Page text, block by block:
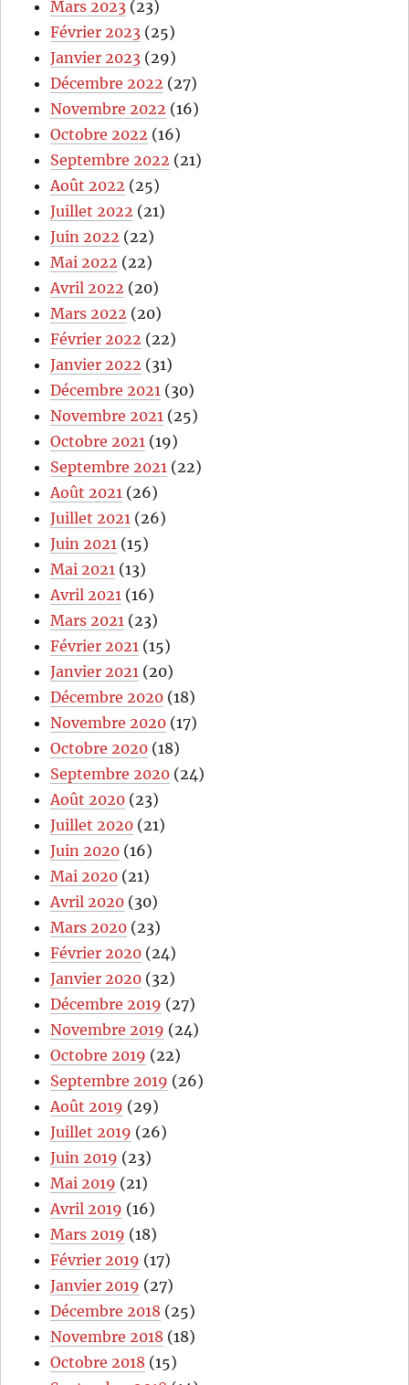
Mars 2023 (23)
Février 2023 (25)
Janvier 2023 (29)
Décembre 2022 (27)
Novembre 2022 (16)
Octobre 2022 (16)
Septembre 2022 (21)
Août 2022 (25)
Juillet 2022 (21)
Juin 2022 (22)
Mai 2022 (22)
Avril 2022 (20)
Mars 2022 (20)
Février 2022 (22)
Janvier 2022 (31)
Décembre 2021 (30)
Novembre 2021 (25)
Octobre 2021 (19)
Septembre 2021 (22)
Août 2021 (26)
Juillet 2021 (26)
Juin 2021 (15)
Mai 2021 (13)
Avril 2021 (16)
Mars 2021 (23)
Février 2021 (15)
Janvier 2021 (20)
Décembre 2020 (18)
Novembre 2020 (17)
Octobre 2020 (18)
Septembre 2020 (24)
Août 2020 (23)
Juillet 2020 (21)
Juin 2020 (16)
Mai 2020 (21)
Avril 2020 (30)
Mars 2020 (23)
Février 2020 (24)
Janvier 2020 (32)
Décembre 2019 (27)
Novembre 2019 (24)
Octobre 2019 (22)
Septembre 2019 (26)
Août 2019 (29)
Juillet 2019 (26)
Juin 2019 (23)
Mai 2019 (21)
Avril 2019 (16)
Mars 2019 (18)
Février 2019 (17)
Janvier 2019 (27)
Décembre 2018 (25)
Novembre 2018 (18)
Octobre 2018 (15)